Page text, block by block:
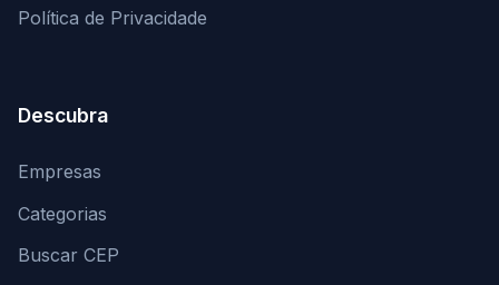
Política de Privacidade
Descubra
Empresas
Categorias
Buscar CEP